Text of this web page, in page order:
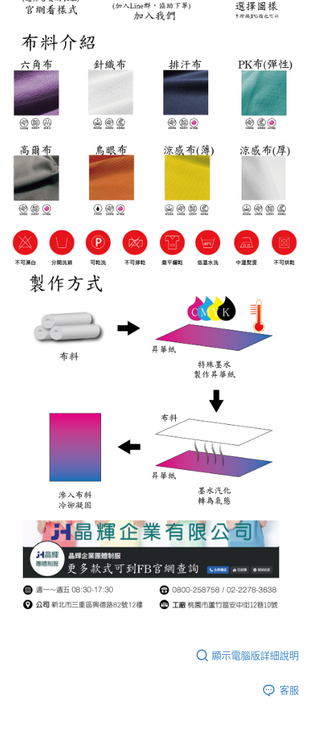
顯示電腦版詳細說明
客服